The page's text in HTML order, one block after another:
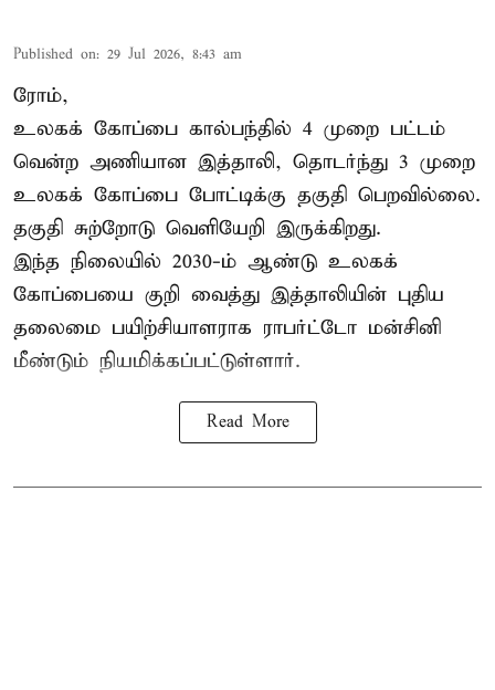
Published on: 29 Jul 2026, 8:43 am
ரோம்,
உலகக் கோப்பை கால்பந்தில் 4 முறை பட்டம்
வென்ற அணியான இத்தாலி, தொடர்ந்து 3 முறை
உலகக் கோப்பை போட்டிக்கு தகுதி பெறவில்லை.
தகுதி சுற்றோடு வெளியேறி இருக்கிறது.
இந்த நிலையில் 2030-ம் ஆண்டு உலகக்
கோப்பையை குறி வைத்து இத்தாலியின் புதிய
தலைமை பயிற்சியாளராக ராபர்ட்டோ மன்சினி
மீண்டும் நியமிக்கப்பட்டுள்ளார்.
Read More